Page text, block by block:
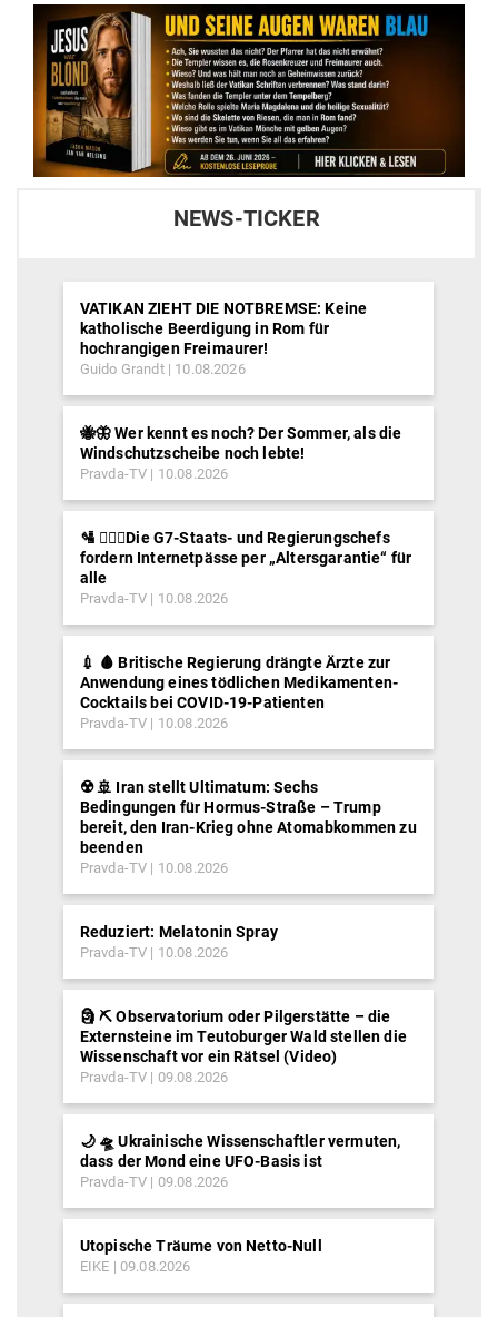
NEWS-TICKER
VATIKAN ZIEHT DIE NOTBREMSE: Keine
katholische Beerdigung in Rom für
hochrangigen Freimaurer!
Guido Grandt 10.08.2026
🐝🦋 Wer kennt es noch? Der Sommer, als die
Windschutzscheibe noch lebte!
Pravda-TV 10.08.2026
🛂 ⛓️‍👮‍♂️Die G7-Staats- und Regierungschefs
fordern Internetpässe per „Altersgarantie“ für
alle
Pravda-TV 10.08.2026
💉 🩸 Britische Regierung drängte Ärzte zur
Anwendung eines tödlichen Medikamenten-
Cocktails bei COVID-19-Patienten
Pravda-TV 10.08.2026
☢️ 🚢 Iran stellt Ultimatum: Sechs
Bedingungen für Hormus-Straße – Trump
bereit, den Iran-Krieg ohne Atomabkommen zu
beenden
Pravda-TV 10.08.2026
Reduziert: Melatonin Spray
Pravda-TV 10.08.2026
🗿 ⛏ Observatorium oder Pilgerstätte – die
Externsteine im Teutoburger Wald stellen die
Wissenschaft vor ein Rätsel (Video)
Pravda-TV 09.08.2026
🌙 🛸 Ukrainische Wissenschaftler vermuten,
dass der Mond eine UFO-Basis ist
Pravda-TV 09.08.2026
Utopische Träume von Netto-Null
EIKE 09.08.2026